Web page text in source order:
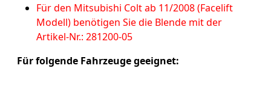
Für den Mitsubishi Colt ab 11/2008 (Facelift
Modell) benötigen Sie die Blende mit der
Artikel-Nr.: 281200-05
Für folgende Fahrzeuge geeignet: